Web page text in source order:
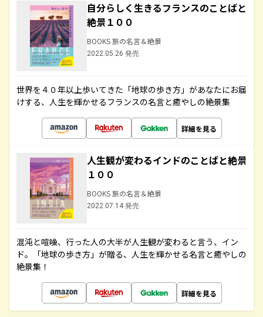
自分らしく生きるフランスのことばと
絶景１００
BOOKS 旅の名言＆絶景
2022.05.26 発売
世界を４０年以上歩いてきた「地球の歩き方」があなたにお届
けする、人生を輝かせるフランスの名言と癒やしの絶景集
詳細を見る
人生観が変わるインドのことばと絶景
１００
BOOKS 旅の名言＆絶景
2022.07.14 発売
混沌と喧噪、行った人の大半が人生観が変わると言う、イン
ド。「地球の歩き方」が贈る、人生を輝かせる名言と癒やしの
絶景集！
詳細を見る